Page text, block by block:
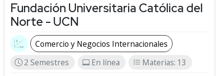
Fundación Universitaria Católica del
Norte - UCN
Comercio y Negocios Internacionales
2 Semestres
En línea Materias: 13